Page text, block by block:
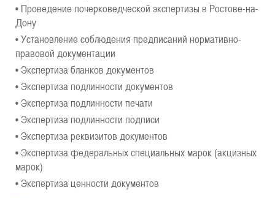
• Проведение почерковедческой экспертизы в Ростове-на-
Дону
• Установление соблюдения предписаний нормативно-
правовой документации
• Экспертиза бланков документов
• Экспертиза подлинности документов
• Экспертиза подлинности печати
• Экспертиза подлинности подписи
• Экспертиза реквизитов документов
• Экспертиза федеральных специальных марок (акцизных
марок)
• Экспертиза ценности документов